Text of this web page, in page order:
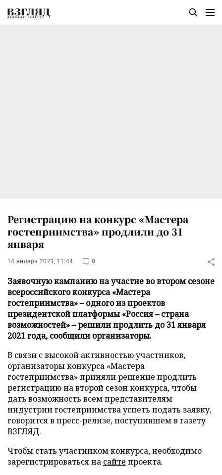
Регистрацию на конкурс «Мастера
гостеприимства» продлили до 31
января
14 января 2021, 11:44 0
Заявочную кампанию на участие во втором сезоне
всероссийского конкурса «Мастера
гостеприимства» – одного из проектов
президентской платформы «Россия – страна
возможностей» – решили продлить до 31 января
2021 года, сообщили организаторы.
В связи с высокой активностью участников,
организаторы конкурса «Мастера
гостеприимства» приняли решение продлить
регистрацию на второй сезон конкурса, чтобы
дать возможность всем представителям
индустрии гостеприимства успеть подать заявку,
говорится в пресс-релизе, поступившем в газету
ВЗГЛЯД.
Чтобы стать участником конкурса, необходимо
зарегистрироваться на сайте проекта.